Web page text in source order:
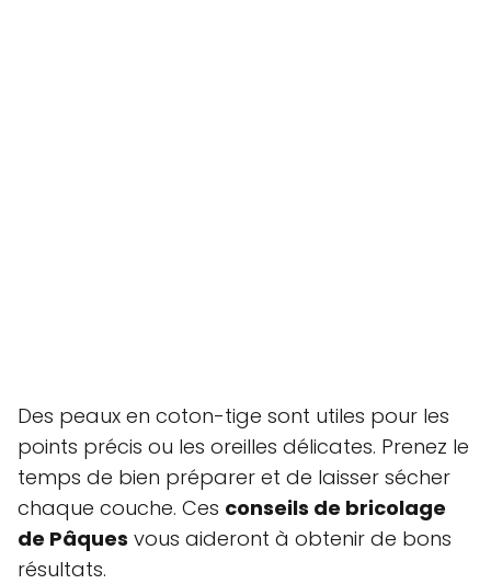
Des peaux en coton-tige sont utiles pour les
points précis ou les oreilles délicates. Prenez le
temps de bien préparer et de laisser sécher
chaque couche. Ces conseils de bricolage
de Pâques vous aideront à obtenir de bons
résultats.